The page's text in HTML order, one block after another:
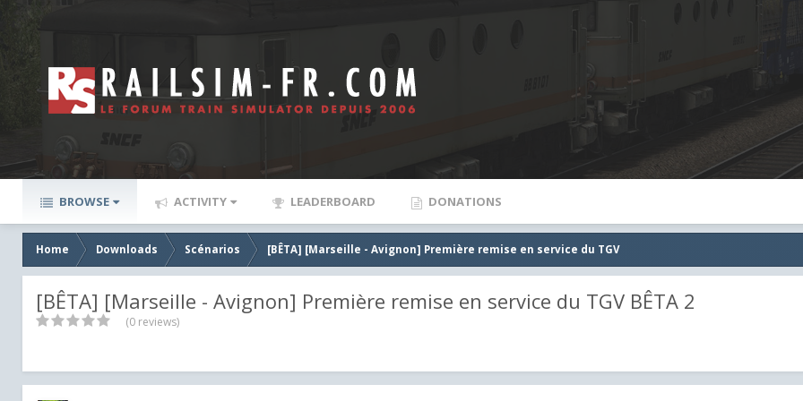
BROWSE ACTIVITY LEADERBOARD DONATIONS
Home Downloads Scénarios [BÊTA] [Marseille - Avignon] Première remise en service du TGV
[BÊTA] [Marseille - Avignon] Première remise en service du TGV BÊTA 2
(0 reviews)